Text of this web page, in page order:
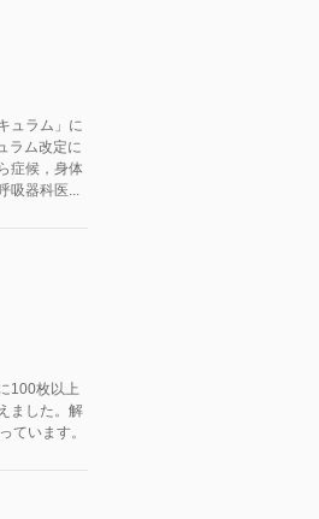
ュラム」に
ラム改定に
症候，身体
吸器科医...
100枚以上
ました。解
ています。